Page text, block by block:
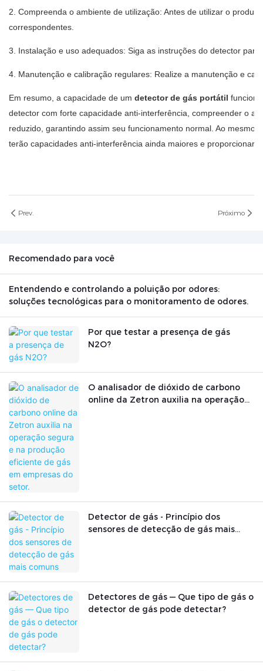
2. Compreenda o ambiente de utilização: Antes de utilizar o
correspondentes.
3. Instalação e uso adequados: Siga as instruções do detector
4. Manutenção e calibração regulares: Realize a manutenção e
Em resumo, a capacidade de um detector de gás portátil
detector com forte capacidade anti-interferência, compreender o
reduzido, garantindo assim seu funcionamento normal. Ao
terão capacidades anti-interferência ainda maiores e
Prev. Próximo
Recomendado para você
Entendendo e controlando a poluição por odores:
soluções tecnológicas para o monitoramento de odores.
Por que testar a presença de gás
N2O?
O analisador de dióxido de carbono
online da Zetron auxilia na operação
Detector de gás - Princípio dos
sensores de detecção de gás mais
Detectores de gás — Que tipo de gás o
detector de gás pode detectar?